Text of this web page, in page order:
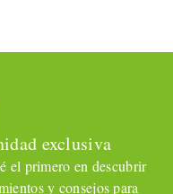
exclusiva
el primero en descubrir
y consejos para